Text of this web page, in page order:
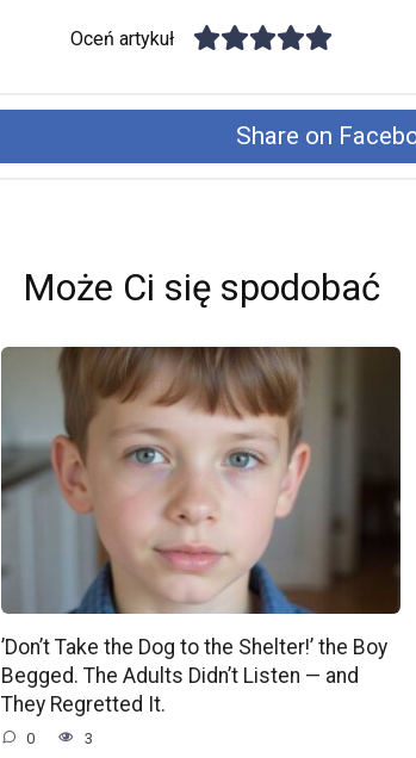
Oceń artykuł
Share on
Może Ci się spodobać
’Don’t Take the Dog to the Shelter!’ the Boy
Begged. The Adults Didn’t Listen — and
They Regretted It.
0 3